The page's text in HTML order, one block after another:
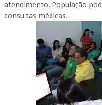
atendimento. População
consultas médicas.